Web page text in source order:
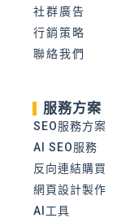
社群廣告
行銷策略
聯絡我們
服務方案
SEO服務方案
AI SEO服務
反向連結購買
網頁設計製作
AI工具